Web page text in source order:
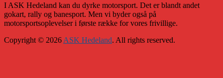
I ASK Hedeland kan du dyrke motorsport. Det er blandt andet
gokart, rally og banesport. Men vi byder også på
motorsportsoplevelser i første række for vores frivillige.
Copyright © 2026 ASK Hedeland. All rights reserved.